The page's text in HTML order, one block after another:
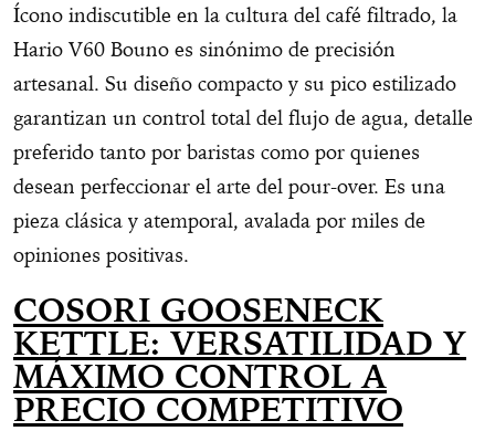
Ícono indiscutible en la cultura del café filtrado, la
Hario V60 Bouno es sinónimo de precisión
artesanal. Su diseño compacto y su pico estilizado
garantizan un control total del flujo de agua, detalle
preferido tanto por baristas como por quienes
desean perfeccionar el arte del pour-over. Es una
pieza clásica y atemporal, avalada por miles de
opiniones positivas.
COSORI GOOSENECK
KETTLE: VERSATILIDAD Y
MÁXIMO CONTROL A
PRECIO COMPETITIVO